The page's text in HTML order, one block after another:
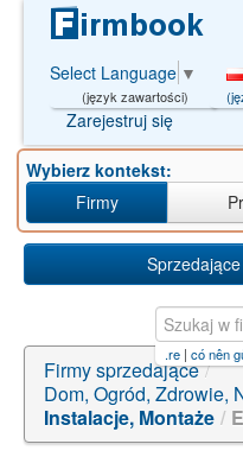
Select Language ▼
(język zawartości)
Zarejestruj się
Wybierz kontekst:
Firmy
Sprzedające
có nên gửi tiền tiết kiệm online |
Firmy sprzedające /
Dom, Ogród, Zdrowie,
Instalacje, Montaże /